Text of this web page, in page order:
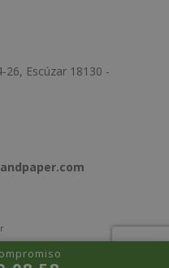
26, Escúzar 18130 -